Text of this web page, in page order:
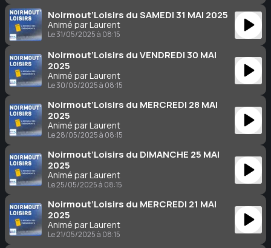
Noirmout’Loisirs du SAMEDI 31 MAI 2025
Animé par Laurent
Le 31/05/2025 à 08:15
Noirmout’Loisirs du VENDREDI 30 MAI
2025
Animé par Laurent
Le 30/05/2025 à 08:15
Noirmout’Loisirs du MERCREDI 28 MAI
2025
Animé par Laurent
Le 28/05/2025 à 08:15
Noirmout’Loisirs du DIMANCHE 25 MAI
2025
Animé par Laurent
Le 25/05/2025 à 08:15
Noirmout’Loisirs du MERCREDI 21 MAI
2025
Animé par Laurent
Le 21/05/2025 à 08:15